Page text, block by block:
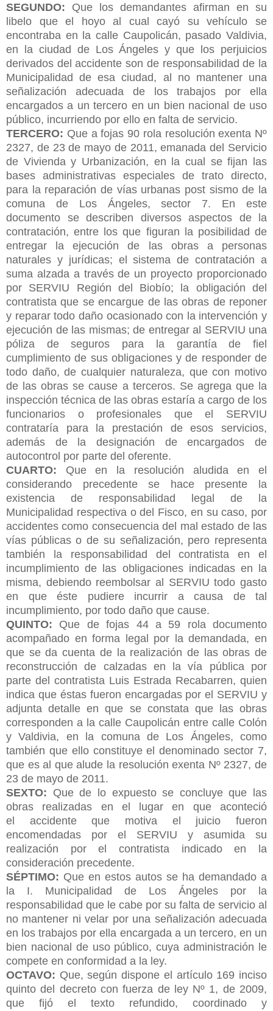
SEGUNDO: Que los demandantes afirman en su
libelo que el hoyo al cual cayó su vehículo se
encontraba en la calle Caupolicán, pasado Valdivia,
en la ciudad de Los Ángeles y que los perjuicios
derivados del accidente son de responsabilidad de la
Municipalidad de esa ciudad, al no mantener una
señalización adecuada de los trabajos por ella
encargados a un tercero en un bien nacional de uso
público, incurriendo por ello en falta de servicio.
TERCERO: Que a fojas 90 rola resolución exenta Nº
2327, de 23 de mayo de 2011, emanada del Servicio
de Vivienda y Urbanización, en la cual se fijan las
bases administrativas especiales de trato directo,
para la reparación de vías urbanas post sismo de la
comuna de Los Ángeles, sector 7. En este
documento se describen diversos aspectos de la
contratación, entre los que figuran la posibilidad de
entregar la ejecución de las obras a personas
naturales y jurídicas; el sistema de contratación a
suma alzada a través de un proyecto proporcionado
por SERVIU Región del Biobío; la obligación del
contratista que se encargue de las obras de reponer
y reparar todo daño ocasionado con la intervención y
ejecución de las mismas; de entregar al SERVIU una
póliza de seguros para la garantía de fiel
cumplimiento de sus obligaciones y de responder de
todo daño, de cualquier naturaleza, que con motivo
de las obras se cause a terceros. Se agrega que la
inspección técnica de las obras estaría a cargo de los
funcionarios o profesionales que el SERVIU
contrataría para la prestación de esos servicios,
además de la designación de encargados de
autocontrol por parte del oferente.
CUARTO: Que en la resolución aludida en el
considerando precedente se hace presente la
existencia de responsabilidad legal de la
Municipalidad respectiva o del Fisco, en su caso, por
accidentes como consecuencia del mal estado de las
vías públicas o de su señalización, pero representa
también la responsabilidad del contratista en el
incumplimiento de las obligaciones indicadas en la
misma, debiendo reembolsar al SERVIU todo gasto
en que éste pudiere incurrir a causa de tal
incumplimiento, por todo daño que cause.
QUINTO: Que de fojas 44 a 59 rola documento
acompañado en forma legal por la demandada, en
que se da cuenta de la realización de las obras de
reconstrucción de calzadas en la vía pública por
parte del contratista Luis Estrada Recabarren, quien
indica que éstas fueron encargadas por el SERVIU y
adjunta detalle en que se constata que las obras
corresponden a la calle Caupolicán entre calle Colón
y Valdivia, en la comuna de Los Ángeles, como
también que ello constituye el denominado sector 7,
que es al que alude la resolución exenta Nº 2327, de
23 de mayo de 2011.
SEXTO: Que de lo expuesto se concluye que las
obras realizadas en el lugar en que aconteció
el accidente que motiva el juicio fueron
encomendadas por el SERVIU y asumida su
realización por el contratista indicado en la
consideración precedente.
SÉPTIMO: Que en estos autos se ha demandado a
la I. Municipalidad de Los Ángeles por la
responsabilidad que le cabe por su falta de servicio al
no mantener ni velar por una señalización adecuada
en los trabajos por ella encargada a un tercero, en un
bien nacional de uso público, cuya administración le
compete en conformidad a la ley.
OCTAVO: Que, según dispone el artículo 169 inciso
quinto del decreto con fuerza de ley Nº 1, de 2009,
que fijó el texto refundido, coordinado y